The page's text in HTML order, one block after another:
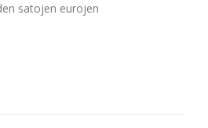
satojen eurojen